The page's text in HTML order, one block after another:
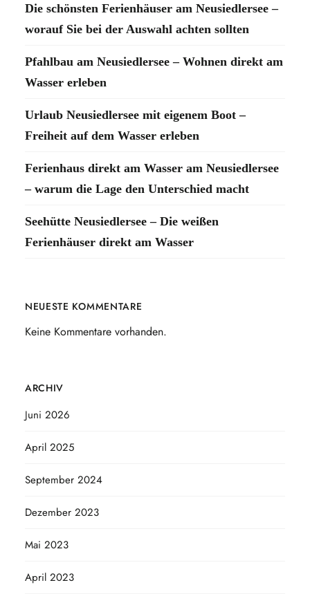
Die schönsten Ferienhäuser am Neusiedlersee –
worauf Sie bei der Auswahl achten sollten
Pfahlbau am Neusiedlersee – Wohnen direkt am
Wasser erleben
Urlaub Neusiedlersee mit eigenem Boot –
Freiheit auf dem Wasser erleben
Ferienhaus direkt am Wasser am Neusiedlersee
– warum die Lage den Unterschied macht
Seehütte Neusiedlersee – Die weißen
Ferienhäuser direkt am Wasser
NEUESTE KOMMENTARE
Keine Kommentare vorhanden.
ARCHIV
Juni 2026
April 2025
September 2024
Dezember 2023
Mai 2023
April 2023